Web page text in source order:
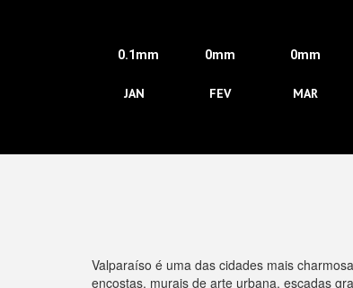
0.1mm
JAN
0mm
FEV
0mm
MAR
Valparaíso é uma das cidades mais
encostas, murais de arte urbana, escadas